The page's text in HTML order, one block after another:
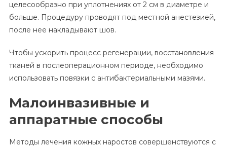
целесообразно при уплотнениях от 2 см в диаметре и
больше. Процедуру проводят под местной анестезией,
после нее накладывают шов.
Чтобы ускорить процесс регенерации, восстановления
тканей в послеоперационном периоде, необходимо
использовать повязки с антибактериальными мазями.
Малоинвазивные и
аппаратные способы
Методы лечения кожных наростов совершенствуются с